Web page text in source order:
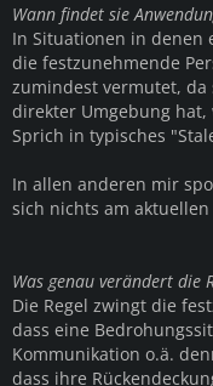
Wann findet sie
In Situationen in denen
die festzunehmende
zumindest vermutet, da
direkter Umgebung
Sprich in typisches
In allen anderen mir
sich nichts am aktuellen
Was genau verändert die
Die Regel zwingt die
dass eine
Kommunikation o.ä.
dass ihre